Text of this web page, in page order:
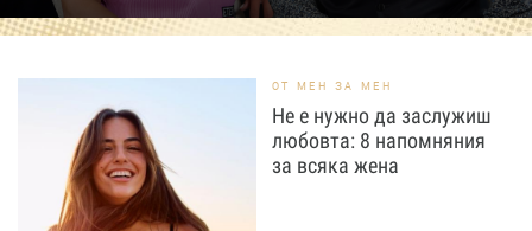
ОТ МЕН ЗА МЕН
Не е нужно да заслужиш
любовта: 8 напомняния
за всяка жена